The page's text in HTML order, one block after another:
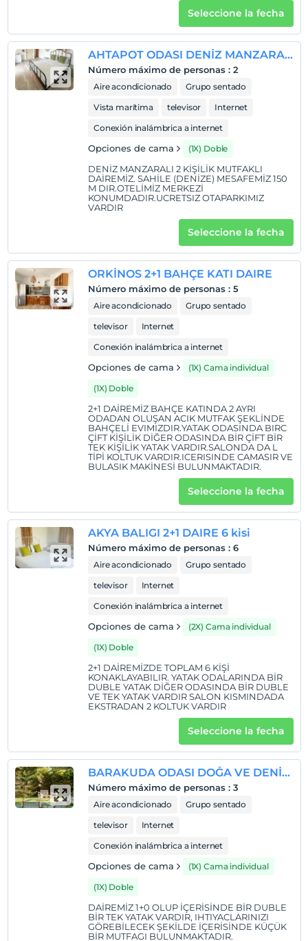
YURUYEREKTE GİDEBİLİRSİNİZ.Seleccione la fecha
AHTAPOT ODASI DENİZ MANZARALI
Número máximo de personas : 2
Aire acondicionado
Grupo sentado
Vista marítima
televisor
Internet
Conexión inalámbrica a internet
Opciones de cama (1X) Doble
DENİZ MANZARALI 2 KİŞİLİK MUTFAKLI
DAİREMİZ. SAHİLE (DENİZE) MESAFEMİZ 150
M DIR.OTELİMİZ MERKEZİ
KONUMDADIR.UCRETSIZ OTAPARKIMIZ
VARDIR
Seleccione la fecha
ORKİNOS 2+1 BAHÇE KATI DAIRE
Número máximo de personas : 5
Aire acondicionado
Grupo sentado
televisor
Internet
Conexión inalámbrica a internet
Opciones de cama
(1X) Cama individual
(1X) Doble
2+1 DAİREMİZ BAHÇE KATINDA 2 AYRI
ODADAN OLUŞAN ACIK MUTFAK ŞEKLİNDE
BAHÇELİ EVIMIZDIR.YATAK ODASINDA BIRC
ÇİFT KİŞİLİK DİĞER ODASINDA BİR ÇİFT BİR
TEK KİŞİLİK YATAK VARDIR.SALONDA DA L
TİPİ KOLTUK VARDIR.ICERISINDE CAMASIR VE
BULASIK MAKİNESİ BULUNMAKTADIR.
Seleccione la fecha
AKYA BALIGI 2+1 DAIRE 6 kisi
Número máximo de personas : 6
Aire acondicionado
Grupo sentado
televisor
Internet
Conexión inalámbrica a internet
Opciones de cama
(2X) Cama individual
(1X) Doble
2+1 DAİREMİZDE TOPLAM 6 KİŞİ
KONAKLAYABILIR. YATAK ODALARINDA BİR
DUBLE YATAK DİĞER ODASINDA BİR DUBLE
VE TEK YATAK VARDIR SALON KISMINDADA
EKSTRADAN 2 KOLTUK VARDIR
Seleccione la fecha
BARAKUDA ODASI DOĞA VE DENİZ MANZARALI
Número máximo de personas : 3
Aire acondicionado
Grupo sentado
televisor
Internet
Conexión inalámbrica a internet
Opciones de cama
(1X) Cama individual
(1X) Doble
DAİREMİZ 1+0 OLUP İÇERİSİNDE BİR DUBLE
BİR TEK YATAK VARDIR, IHTIYACLARINIZI
GÖREBİLECEK ŞEKİLDE İÇERİSİNDE KÜÇÜK
BİR MUTFAGI BULUNMAKTADIR.